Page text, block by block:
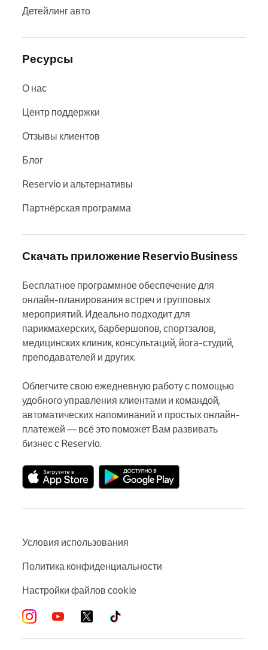
Детейлинг авто
Ресурсы
О нас
Центр поддержки
Отзывы клиентов
Блог
Reservio и альтернативы
Партнёрская программа
Скачать приложение Reservio Business
Бесплатное программное обеспечение для
онлайн-планирования встреч и групповых
мероприятий. Идеально подходит для
парикмахерских, барбершопов, спортзалов,
медицинских клиник, консультаций, йога-студий,
преподавателей и других.
Облегчите свою ежедневную работу с помощью
удобного управления клиентами и командой,
автоматических напоминаний и простых онлайн-
платежей — всё это поможет Вам развивать
бизнес с Reservio.
Условия использования
Политика конфиденциальности
Настройки файлов cookie